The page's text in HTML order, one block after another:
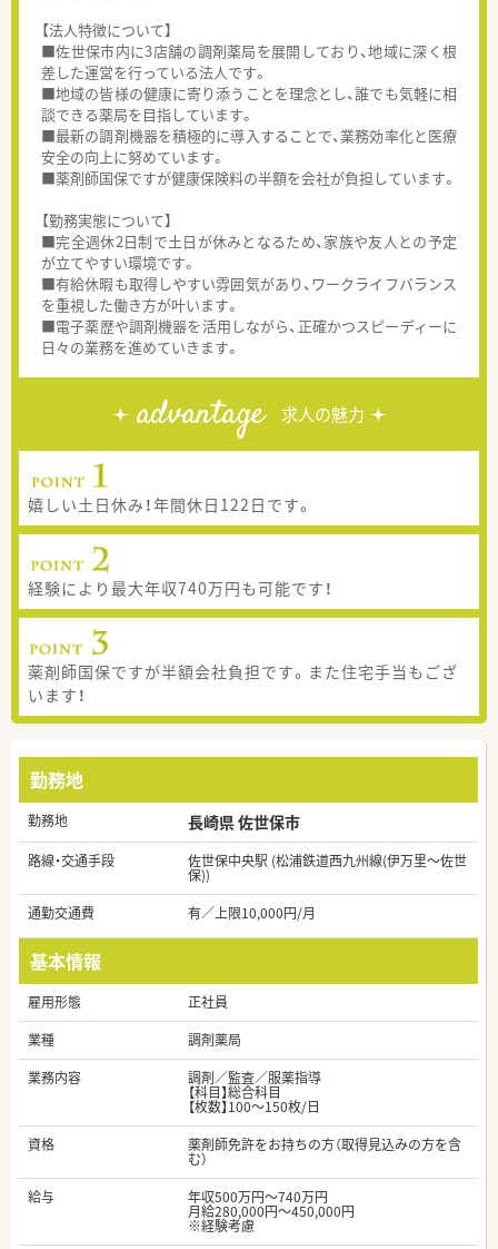
【法人特徴について】
■佐世保市内に3店舗の調剤薬局を展開しており、地域に深く根
差した運営を行っている法人です。
■地域の皆様の健康に寄り添うことを理念とし、誰でも気軽に相
談できる薬局を目指しています。
■最新の調剤機器を積極的に導入することで、業務効率化と医療
安全の向上に努めています。
■薬剤師国保ですが健康保険料の半額を会社が負担しています。
【勤務実態について】
■完全週休2日制で土日が休みとなるため、家族や友人との予定
が立てやすい環境です。
■有給休暇も取得しやすい雰囲気があり、ワークライフバランス
を重視した働き方が叶います。
■電子薬歴や調剤機器を活用しながら、正確かつスピーディーに
日々の業務を進めていきます。
advantage 求人の魅力
嬉しい土日休み！年間休日122日です。
経験により最大年収740万円も可能です！
薬剤師国保ですが半額会社負担です。また住宅手当もござ
います！
勤務地
勤務地 長崎県 佐世保市
路線・交通手段 佐世保中央駅 (松浦鉄道西九州線(伊万里～佐世
保))
通勤交通費
有／上限10,000円/月
基本情報
雇用形態
正社員
業種
調剤薬局
業務内容
調剤／監査／服薬指導
【科目】総合科目
【枚数】100～150枚/日
資格
薬剤師免許をお持ちの方（取得見込みの方を含
む）
給与
年収500万円～740万円
月給280,000円～450,000円
※経験考慮